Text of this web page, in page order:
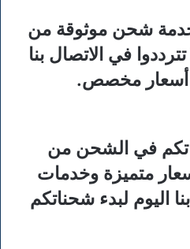
خدمة شحن موثوقة من
في الاتصال بنا
مخصص.
في الشحن من
متميزة وخدمات
اليوم لبدء شحناتكم